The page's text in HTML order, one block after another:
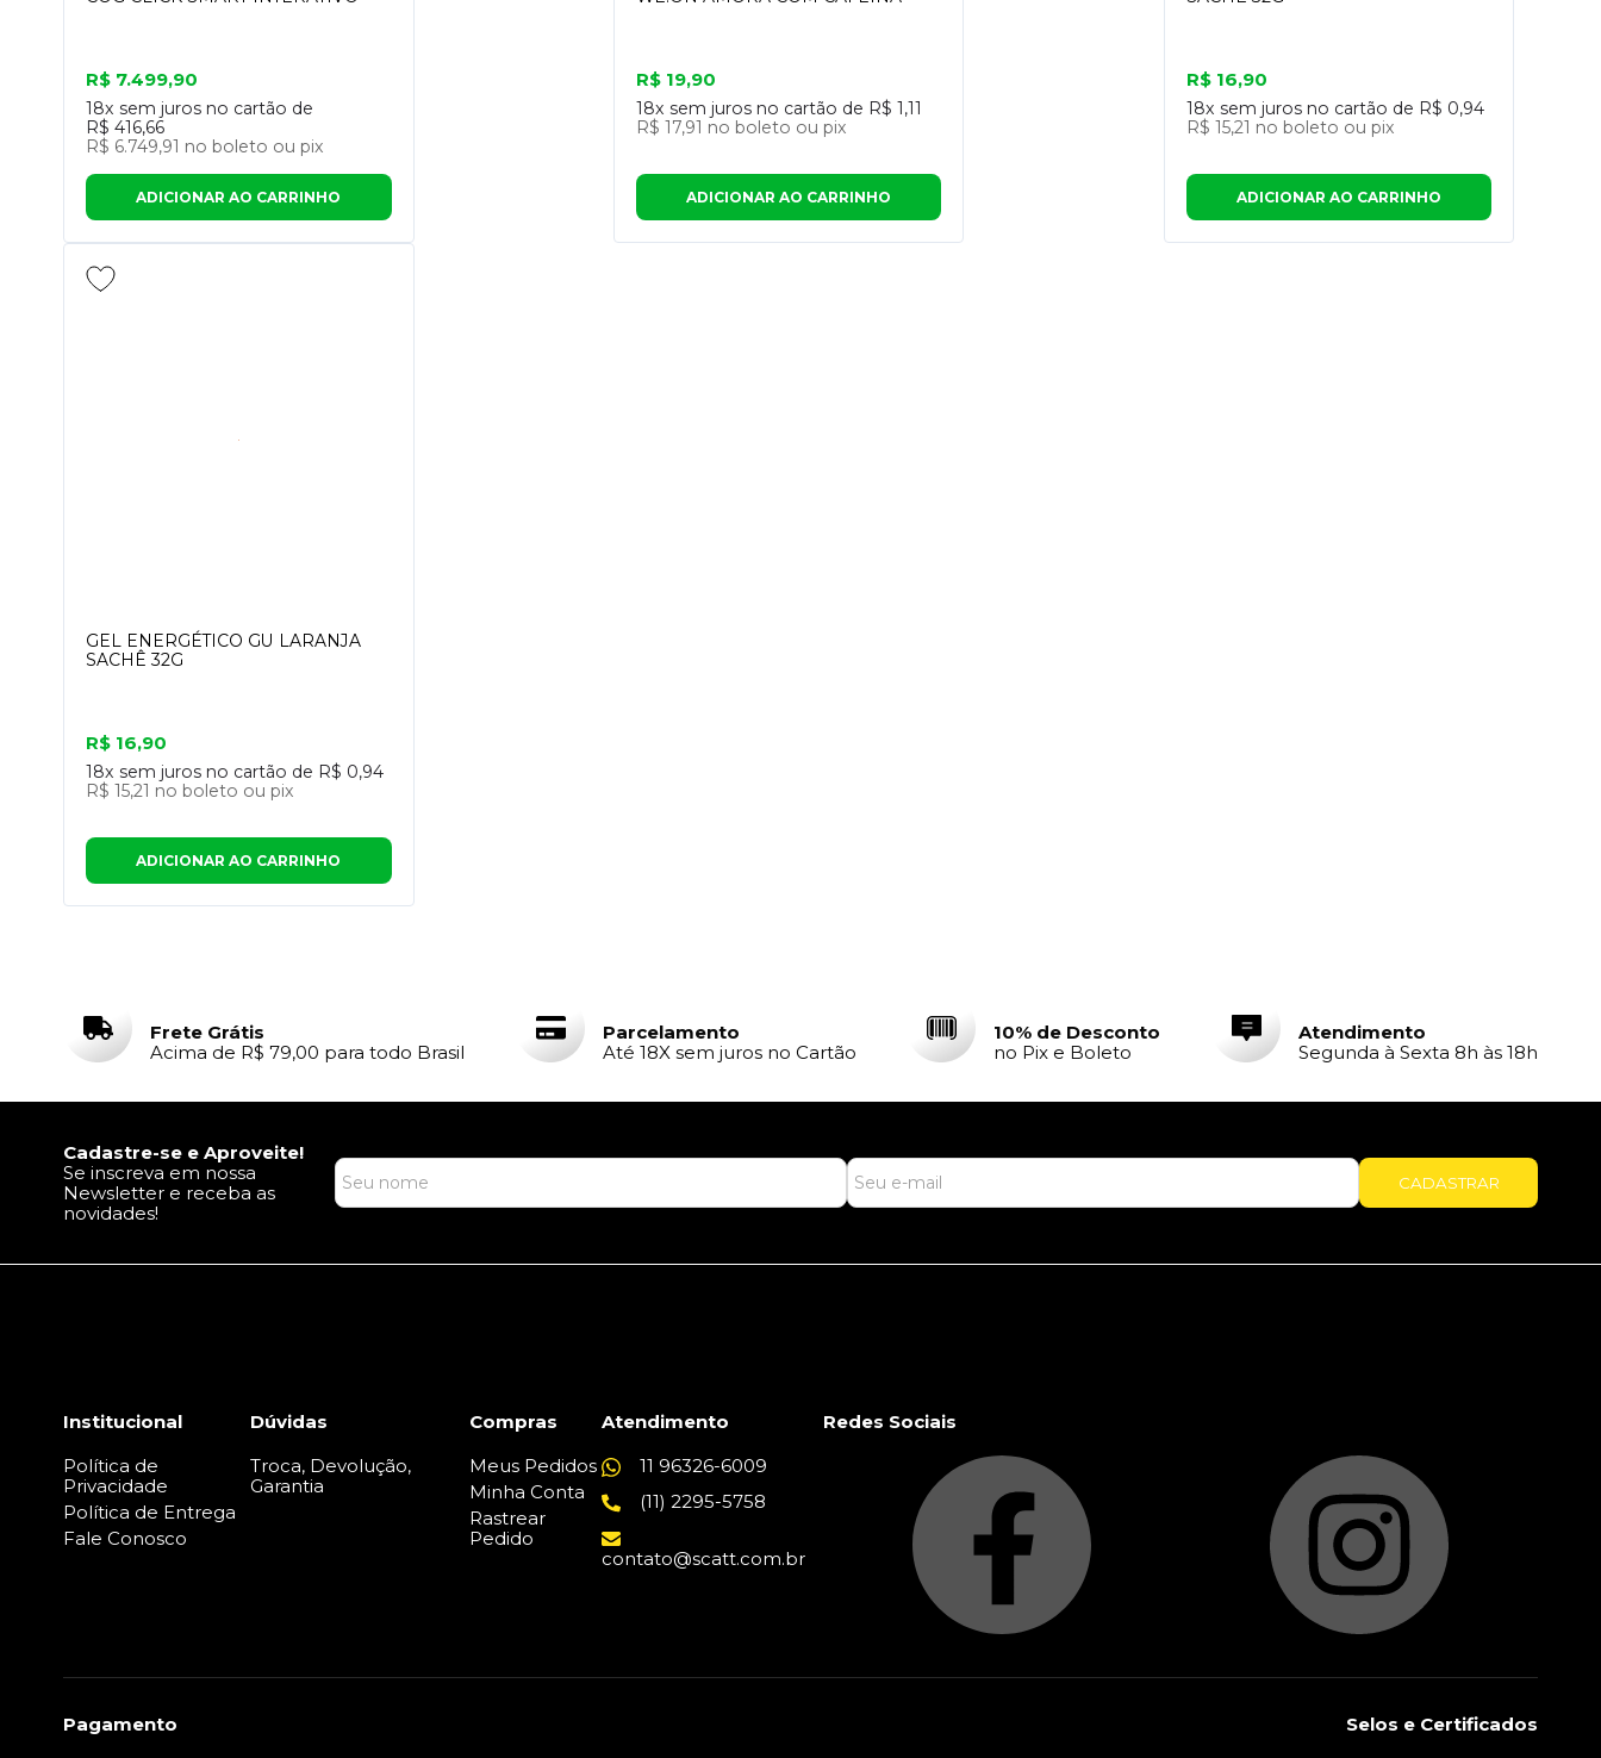
R$ 7.499,90
18x sem juros no cartão de
R$ 416,66
R$ 6.749,91 no boleto ou pix
ADICIONAR AO CARRINHO
R$ 19,90
18x sem juros no cartão de R$ 1,11
R$ 17,91 no boleto ou pix
ADICIONAR AO CARRINHO
R$ 16,90
18x sem juros no cartão de R$ 0,94
R$ 15,21 no boleto ou pix
ADICIONAR AO CARRINHO
GEL ENERGÉTICO GU LARANJA
SACHÊ 32G
R$ 16,90
18x sem juros no cartão de R$ 0,94
R$ 15,21 no boleto ou pix
ADICIONAR AO CARRINHO
Frete Grátis
Acima de R$ 79,00 para todo Brasil
Parcelamento
Até 18X sem juros no Cartão
10% de Desconto
no Pix e Boleto
Atendimento
Segunda à Sexta 8h às 18h
Cadastre-se e Aproveite!
Se inscreva em nossa
Newsletter e receba as
novidades!
CADASTRAR
Institucional
Política de
Privacidade
Política de Entrega
Fale Conosco
Dúvidas
Troca, Devolução,
Garantia
Compras
Meus Pedidos
Minha Conta
Rastrear
Pedido
Atendimento
11 96326-6009
(11) 2295-5758
contato@scatt.com.br
Redes Sociais
Pagamento Selos e Certificados